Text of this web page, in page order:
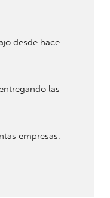
desde hace
las
empresas.